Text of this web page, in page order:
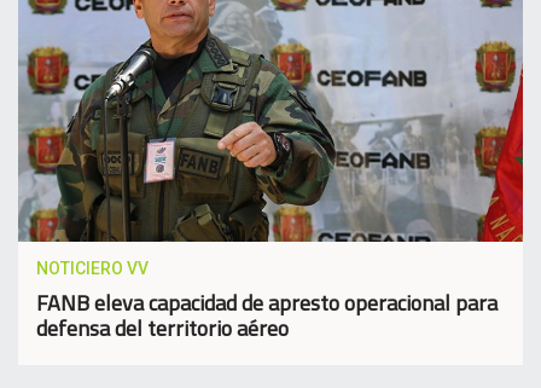
NOTICIERO VV
FANB eleva capacidad de apresto operacional para
defensa del territorio aéreo